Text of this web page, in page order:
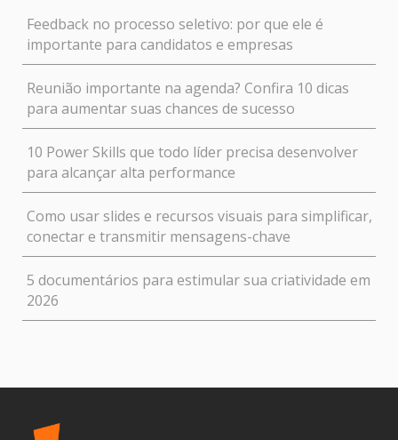
Feedback no processo seletivo: por que ele é
importante para candidatos e empresas
Reunião importante na agenda? Confira 10 dicas
para aumentar suas chances de sucesso
10 Power Skills que todo líder precisa desenvolver
para alcançar alta performance
Como usar slides e recursos visuais para simplificar,
conectar e transmitir mensagens-chave
5 documentários para estimular sua criatividade em
2026